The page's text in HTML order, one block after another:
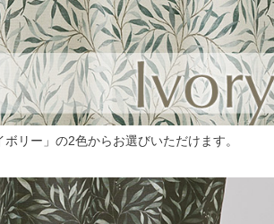
リー」の2色からお選びいただけます。